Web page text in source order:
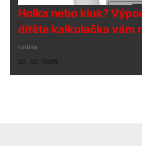
Holka nebo kluk?
dítěte kalkulačka vám
rodina
02. 02. 2025